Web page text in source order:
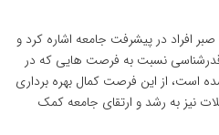
افراد در پیشرفت جامعه اشاره کرد و
قدرشناسی نسبت به فرصت هایی که در
است، از این فرصت کمال بهره برداری
نیز به رشد و ارتقای جامعه کمک